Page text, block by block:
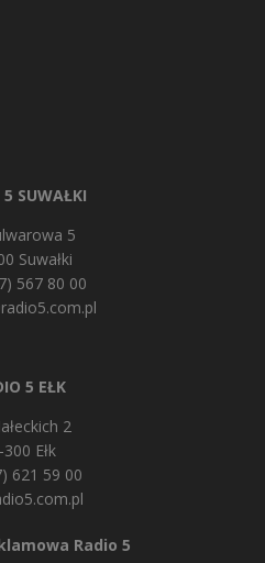
5 SUWAŁKI
5
Suwałki
567 80 00
5 EŁK
2
Ełk
621 59 00
Radio 5